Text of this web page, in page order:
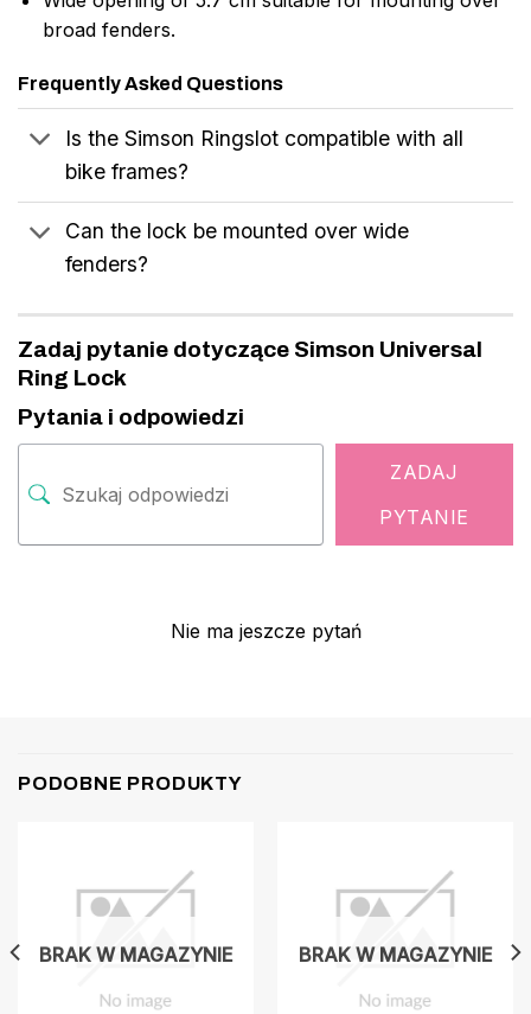
broad fenders.
Frequently Asked Questions
Is the Simson Ringslot compatible with all
bike frames?
Can the lock be mounted over wide
fenders?
Zadaj pytanie dotyczące Simson Universal
Ring Lock
Pytania i odpowiedzi
ZADAJ
PYTANIE
Nie ma jeszcze pytań
PODOBNE PRODUKTY
BRAK W MAGAZYNIE BRAK W MAGAZYNIE